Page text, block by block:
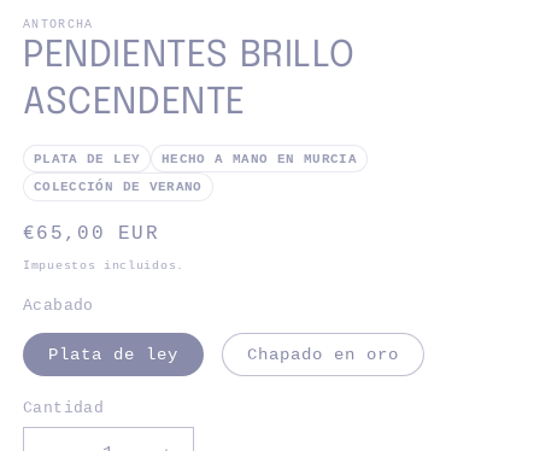
ANTORCHA
PENDIENTES BRILLO
ASCENDENTE
PLATA DE LEY
HECHO A MANO EN MURCIA
COLECCIÓN DE VERANO
Precio
habitual
€65,00 EUR
Impuestos incluidos.
Acabado
Plata de ley Chapado en oro
Cantidad
Cantidad